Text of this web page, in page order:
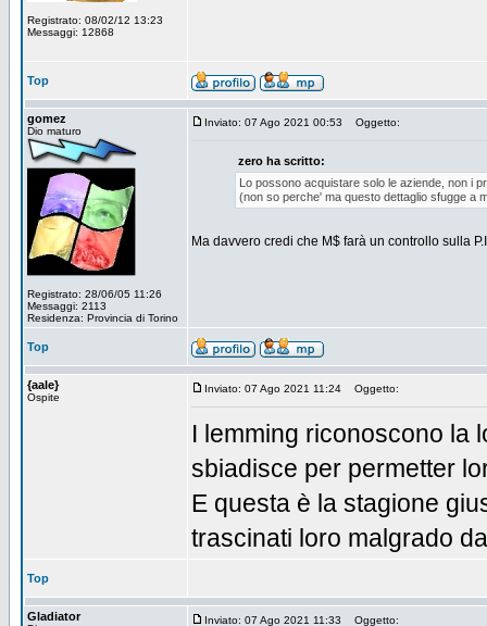
Registrato: 08/02/12 13:23
Messaggi: 12868
Top
gomez
Dio maturo
Registrato: 28/06/05 11:26
Messaggi: 2113
Residenza: Provincia di Torino
Inviato: 07 Ago 2021 00:53 Oggetto:
zero ha scritto:
Lo possono acquistare solo le aziende, non i
(non so perche' ma questo dettaglio sfugge a
Ma davvero credi che M$ farà un controllo sulla
Top
{aale}
Ospite
Inviato: 07 Ago 2021 11:24 Oggetto:
I lemming riconoscono la
sbiadisce per permetter
E questa è la stagione
trascinati loro malgrado
Top
Gladiator Inviato: 07 Ago 2021 11:33 Oggetto: